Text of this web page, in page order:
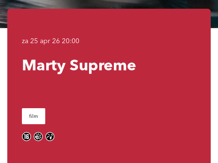
Marty Supreme
za 25 apr 26 20:00
film